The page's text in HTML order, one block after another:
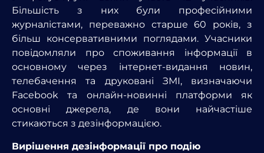
Більшість з них були професійними
журналістами, переважно старше 60 років, з
більш консервативними поглядами. Учасники
повідомляли про споживання інформації в
основному через інтернет-видання новин,
телебачення та друковані ЗМІ, визначаючи
Facebook та онлайн-новинні платформи як
основні джерела, де вони найчастіше
стикаються з дезінформацією.
Вирішення дезінформації про подію